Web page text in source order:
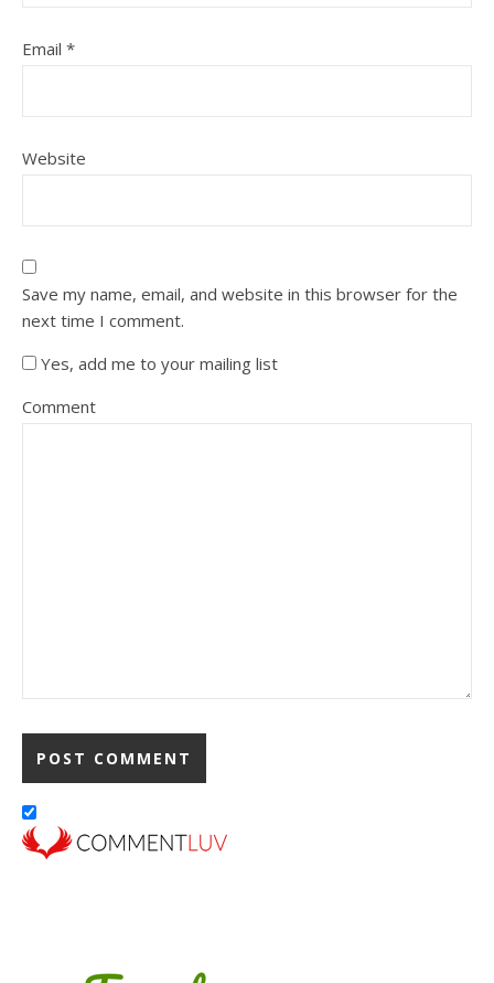
Email *
Website
Save my name, email, and website in this browser for the
next time I comment.
Yes, add me to your mailing list
Comment